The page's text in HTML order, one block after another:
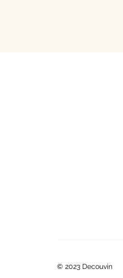
© 2023 Decouvin